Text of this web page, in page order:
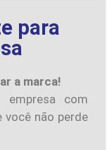
para
a marca!
empresa com
não perde